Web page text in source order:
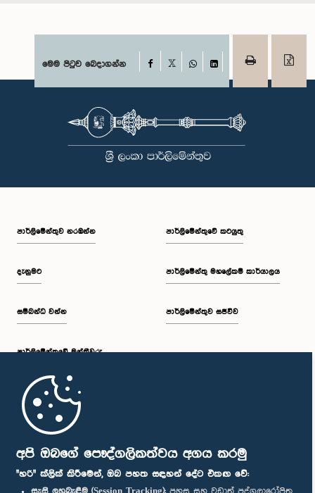
අපි ඔබගේ පෞද්ගලිකත්වය අගය කරමු
"හරි" ක්ලික් කිරීමෙන්, ඔබ පහත සඳහන් දේට එකඟ වේ:
මෙම පිටුව බෙදාගන්න Facebook
WhatsAppLinkedIn
පාර්ලි‌මේන්තුව නරඹන්න
දැනුමට
සම්බන්ධ වන්න
පාර්ලි‌මේන්තුවේ මන්ත්‍රීවරු
මුල් පිටුව
පාර්ලිමේන්තුවේ කටයුතු
පාර්ලිමේන්තු මහලේකම් කාර්යාලය
පාර්ලිමේන්තුව සජීවීව
පාර්ලිමේන්තු ජංගම යෙදුම